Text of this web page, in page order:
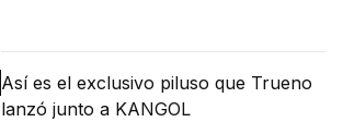
Así es el exclusivo piluso que Trueno
lanzó junto a KANGOL